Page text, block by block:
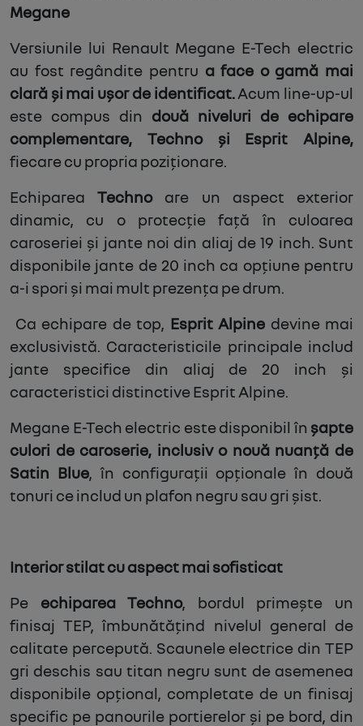
Megane
Versiunile lui Renault Megane E-Tech electric
au fost regândite pentru a face o gamă mai
clară și mai ușor de identificat.Acum line-up-ul
este compus din două niveluri de echipare
complementare, Techno și Esprit Alpine,
fiecare cu propria poziționare.
EchipareaTechnoare un aspect exterior
dinamic, cu o protecție față în culoarea
caroseriei și jante noi din aliaj de 19 inch. Sunt
disponibile jante de 20 inch ca opțiune pentru
a-i spori și mai mult prezența pe drum.
Ca echipare de top, Esprit Alpine devine mai
exclusivistă. Caracteristicile principale includ
jante specifice din aliaj de 20 inch și
caracteristici distinctive Esprit Alpine.
Megane E-Tech electric este disponibil în șapte
culori de caroserie, inclusiv o nouă nuanță de
Satin Blue, în configurații opționale în două
tonuri ce includ un plafon negru sau gri șist.
Interior stilat cu aspect mai sofisticat
Pe echiparea Techno, bordul primește un
finisaj TEP, îmbunătățind nivelul general de
calitate percepută. Scaunele electrice din TEP
gri deschis sau titan negru sunt de asemenea
disponibile opțional, completate de un finisaj
specific pe panourile portierelor și pe bord, din